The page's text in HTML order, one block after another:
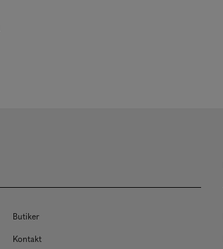
Butiker
Kontakt